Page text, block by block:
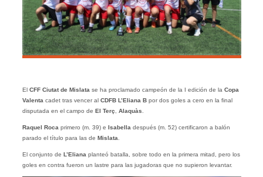
El CFF Ciutat de Mislatase ha proclamado campeón de la I edición de laCopa
Valentacadet tras vencer al CDFB L’Eliana B por dos goles a cero en la final
disputada en el campo de El Terç, Alaquàs.
Raquel Rocaprimero (m. 39) e Isabelladespués (m. 52) certificaron a balón
parado el título para las de Mislata.
El conjunto de L’Elianaplanteó batalla, sobre todo en la primera mitad, pero los
goles en contra fueron un lastre para las jugadoras que no supieron levantar.